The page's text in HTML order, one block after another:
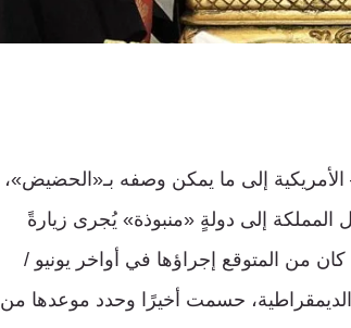
إلى ما يمكن وصفه بـ«الحضيض»،
المملكة إلى دولةٍ «منبوذة» يُجرى زيارةً
كان من المتوقع إجراؤها في أواخر يونيو /
الديمقراطية، حسمت أخيرًا وحدد موعدها من